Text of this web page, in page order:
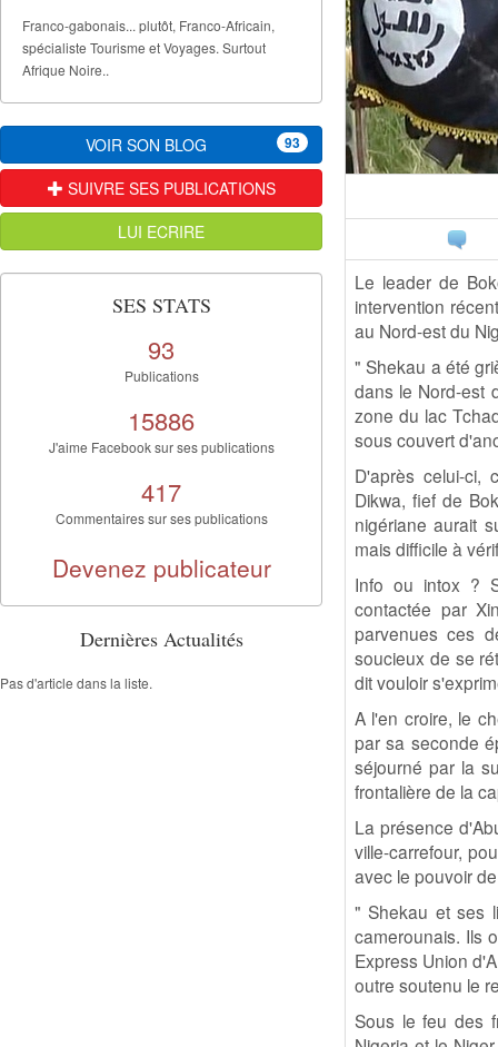
Le leader de
intervention
au Nord-est du
" Shekau a été
dans le Nord-est
zone du lac
sous couvert
D'après celui-ci,
Dikwa, fief de
nigériane aurait
mais difficile à
Info ou intox ?
contactée par
parvenues ces
soucieux de se
dit vouloir
A l'en croire, le
par sa seconde
séjourné par la
frontalière de la
La présence
ville-carrefour,
avec le pouvoir
" Shekau et ses
camerounais. Ils
Express Union
outre soutenu le
Sous le feu des
Franco-gabonais... plutôt, Franco-Africain,
spécialiste Tourisme et Voyages. Surtout
Afrique Noire..
VOIR SON BLOG 93
SUIVRE SES PUBLICATIONS
LUI ECRIRE
SES STATS
93
Publications
15886
J'aime Facebook sur ses publications
417
Commentaires sur ses publications
Devenez publicateur
Dernières Actualités
Pas d'article dans la liste.